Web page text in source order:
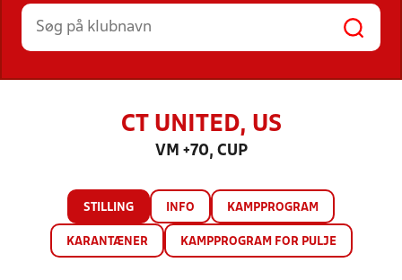
HOLD
CT UNITED, US
VM +70, CUP
STILLING INFO KAMPPROGRAM
KARANTÆNER KAMPPROGRAM FOR PULJE